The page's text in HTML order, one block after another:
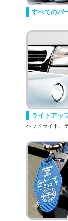
すべてのパ
ライトアッ
ヘッドライト、